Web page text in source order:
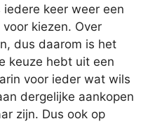
keer weer een
kiezen. Over
dus daarom is het
keuze hebt uit een
voor ieder wat wils
dergelijke aankopen
zijn. Dus ook op